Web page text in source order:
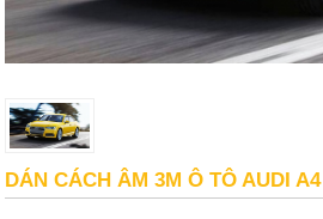
DÁN CÁCH ÂM 3M Ô TÔ AUDI A4